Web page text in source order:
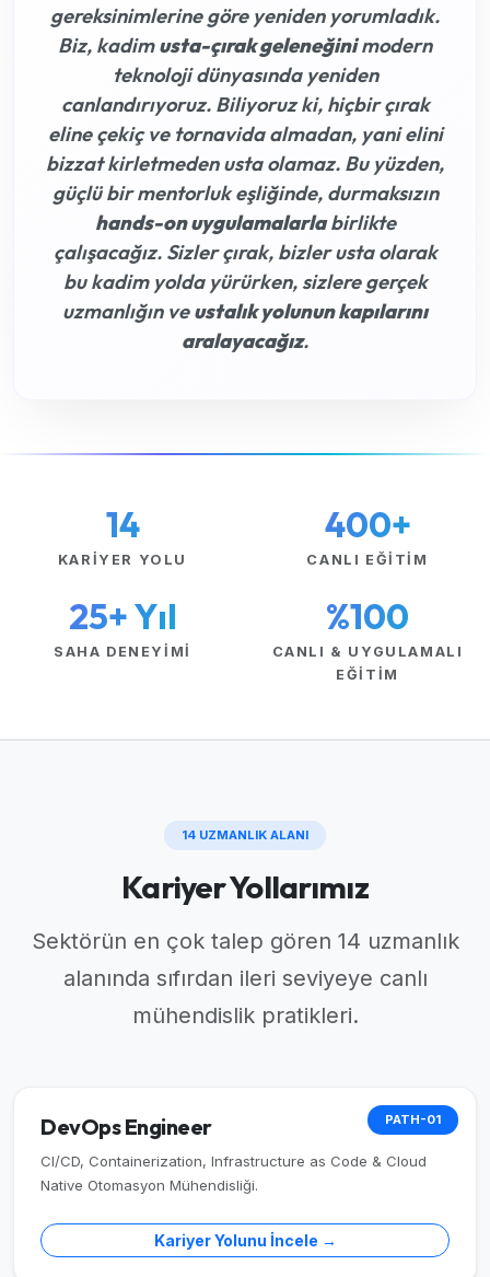
gereksinimlerine göre yeniden yorumladık.
Biz, kadimusta-çırak geleneğinimodern
teknoloji dünyasında yeniden
canlandırıyoruz. Biliyoruz ki, hiçbir çırak
eline çekiç ve tornavida almadan, yani elini
bizzat kirletmeden usta olamaz. Bu yüzden,
güçlü bir mentorluk eşliğinde, durmaksızın
hands-on uygulamalarlabirlikte
çalışacağız. Sizler çırak, bizler usta olarak
bu kadim yolda yürürken, sizlere gerçek
uzmanlığın veustalık yolunun kapılarını
aralayacağız.
14
KARIYER YOLU
400+
CANLI EĞITIM
25+ Yıl
SAHA DENEYIMI
%100
CANLI & UYGULAMALI
EĞITIM
14 UZMANLIK ALANI
Kariyer Yollarımız
Sektörün en çok talep gören 14 uzmanlık
alanında sıfırdan ileri seviyeye canlı
mühendislik pratikleri.
PATH-01
DevOps Engineer
CI/CD, Containerization, Infrastructure as Code & Cloud
Native Otomasyon Mühendisliği.
Kariyer Yolunu İncele →